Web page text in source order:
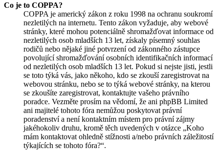
Co je to COPPA?
COPPA je americký zákon z roku 1998 na ochranu soukromí
nezletilých na internetu. Tento zákon vyžaduje, aby webové
stránky, které mohou potenciálně shromažďovat informace od
nezletilých osob mladších 13 let, získaly písemný souhlas
rodičů nebo nějaké jiné potvrzení od zákonného zástupce
povolující shromažďování osobních identifikačních informací
od nezletilých osob mladších 13 let. Pokud si nejste jisti, jestli
se toto týká vás, jako někoho, kdo se zkouší zaregistrovat na
webovou stránku, nebo se to týká webové stránky, na kterou
se zkoušíte zaregistrovat, kontaktujte vašeho právního
poradce. Vezměte prosím na vědomí, že ani phpBB Limited
ani majitelé tohoto fóra nemůžou poskytovat právní
poradenství a není kontaktním místem pro právní zájmy
jakéhokoliv druhu, kromě těch uvedených v otázce „Koho
mám kontaktovat ohledně stížnosti a/nebo právních záležitostí
týkajících se tohoto fóra?“.